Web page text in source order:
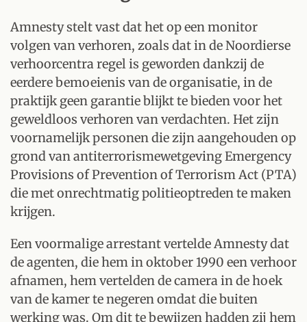
Amnesty stelt vast dat het op een monitor
volgen van verhoren, zoals dat in de Noordierse
verhoorcentra regel is geworden dankzij de
eerdere bemoeienis van de organisatie, in de
praktijk geen garantie blijkt te bieden voor het
geweldloos verhoren van verdachten. Het zijn
voornamelijk personen die zijn aangehouden op
grond van antiterrorismewetgeving Emergency
Provisions of Prevention of Terrorism Act (PTA)
die met onrechtmatig politieoptreden te maken
krijgen.
Een voormalige arrestant vertelde Amnesty dat
de agenten, die hem in oktober 1990 een verhoor
afnamen, hem vertelden de camera in de hoek
van de kamer te negeren omdat die buiten
werking was. Om dit te bewijzen hadden zij hem